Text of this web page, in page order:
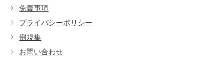
免責事項
プライバシーポリシー
例規集
お問い合わせ